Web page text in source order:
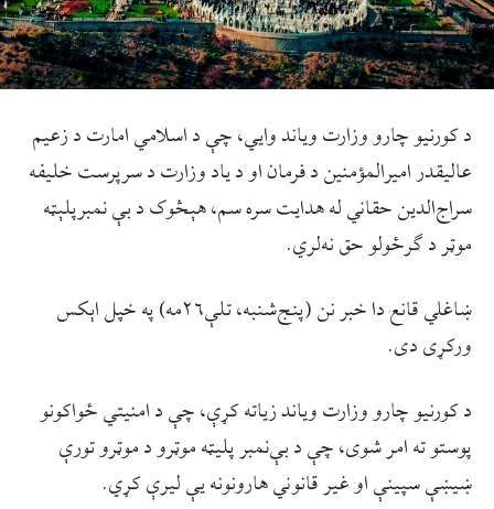
د کورنيو چارو وزارت وياند وايي، چې د اسلامي امارت د زعیم
عاليقدر اميرالمؤمنين د فرمان او د ياد وزارت د سرپرست خليفه
سراج‌الدين حقاني له هدايت سره سم، هېڅوک د بې ‌نمبرپلېټه
موټر د ګرځولو حق نه‌لري.
ښاغلي قانع دا خبر نن (پنج‌شنبه، تلې۲۶مه) په خپل اېکس
ورکړی دی.
د کورنيو چارو وزارت وياند زياته کړې، چې د امنيتي ځواکونو
پوستو ته امر شوی، چې د بې‌نمبر پليټه موټرو د موټرو تورې
ښیښې سپينې او غیر قانوني هارونونه یې لیرې کړي.